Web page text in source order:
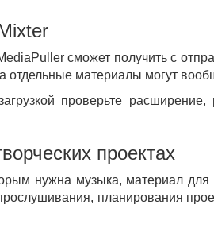
сможет получить с
отдельные материалы могут
проверьте
проектах
нужна музыка, материал
планирования